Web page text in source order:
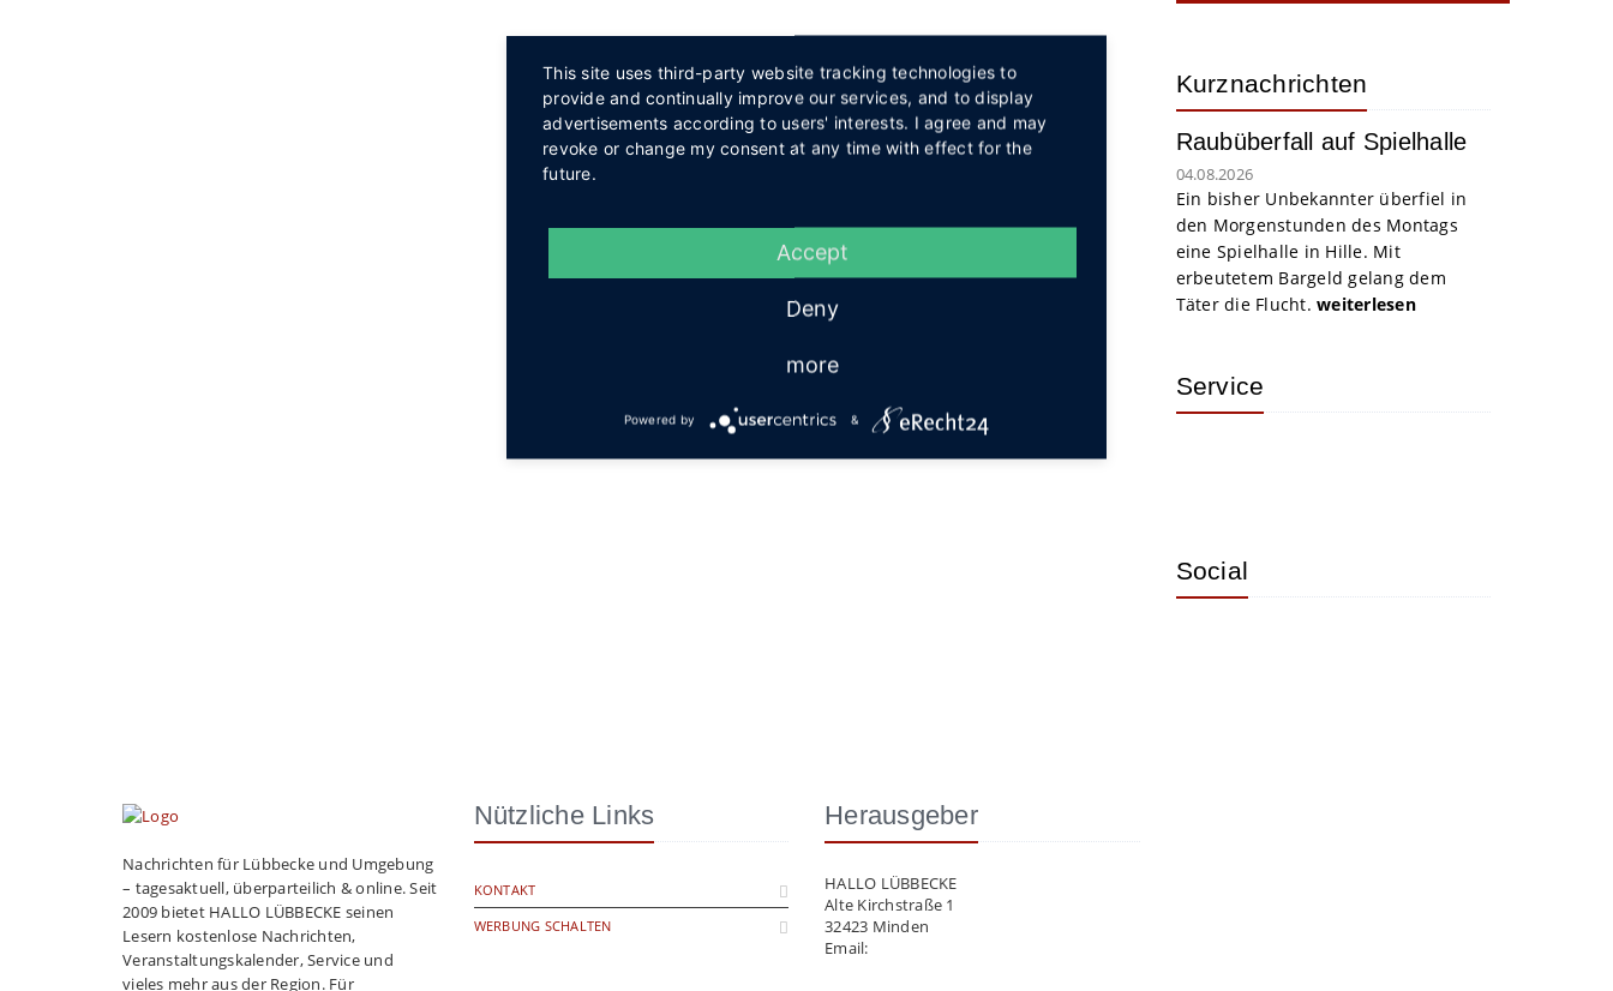
Kurznachrichten
Raubüberfall auf Spielhalle
04.08.2026
Ein bisher Unbekannter überfiel in
den Morgenstunden des Montags
eine Spielhalle in Hille. Mit
erbeutetem Bargeld gelang dem
Täter die Flucht. weiterlesen
Service
Social
Nachrichten für Lübbecke und Umgebung
– tagesaktuell, überparteilich & online. Seit
2009 bietet HALLO LÜBBECKE seinen
Lesern kostenlose Nachrichten,
Veranstaltungskalender, Service und
vieles mehr aus der Region. Für
Nützliche Links
KONTAKT
WERBUNG SCHALTEN
Herausgeber
HALLO LÜBBECKE
Alte Kirchstraße 1
32423 Minden
Email:
This site uses third-party website tracking technologies to
provide and continually improve our services, and to display
advertisements according to users' interests. I agree and may
revoke or change my consent at any time with effect for the
future.
Accept
Deny
more
Powered by &